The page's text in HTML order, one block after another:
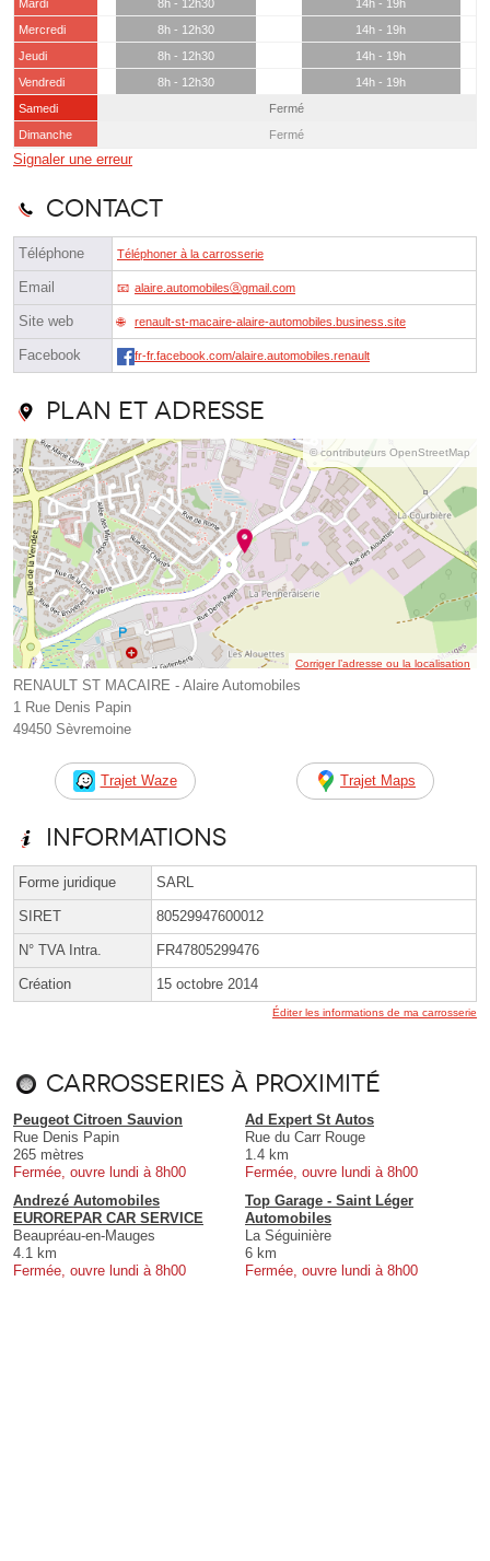
Mardi
8h - 12h30
14h - 19h
Mercredi
8h - 12h30
14h - 19h
Jeudi
8h - 12h30
14h - 19h
Vendredi
8h - 12h30
14h - 19h
Samedi
Fermé
Dimanche
Fermé
Signaler une erreur
Contact
Téléphone Téléphoner à la carrosserie
Email alaire.automobilesⓐgmail.com
Site web renault-st-macaire-alaire-automobiles.business.site
Facebook fr-fr.facebook.com/alaire.automobiles.renault
Plan et adresse
© contributeurs OpenStreetMap
Corriger l’adresse ou la localisation
RENAULT ST MACAIRE - Alaire Automobiles
1 Rue Denis Papin
49450 Sèvremoine
Trajet Waze Trajet Maps
Informations
Forme juridique SARL
SIRET 80529947600012
N° TVA Intra. FR47805299476
Création 15 octobre 2014
Éditer les informations de ma carrosserie
Carrosseries à proximité
Peugeot Citroen Sauvion
Rue Denis Papin
265 mètres
Fermée, ouvre lundi à 8h00
Ad Expert St Autos
Rue du Carr Rouge
1.4 km
Fermée, ouvre lundi à 8h00
Andrezé Automobiles
EUROREPAR CAR SERVICE
Beaupréau-en-Mauges
4.1 km
Fermée, ouvre lundi à 8h00
Top Garage - Saint Léger
Automobiles
La Séguinière
6 km
Fermée, ouvre lundi à 8h00